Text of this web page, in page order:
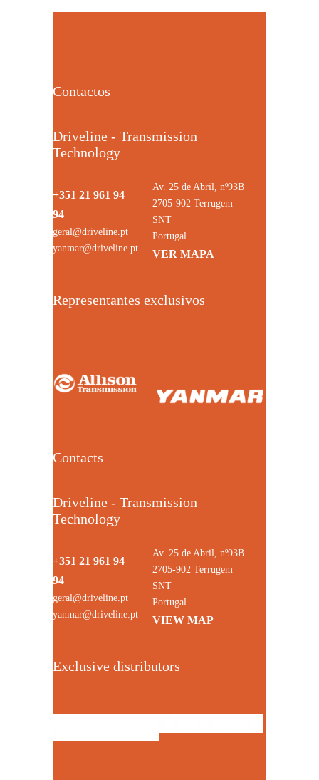
Contactos
Driveline - Transmission
Technology
+351 21 961 94
94
geral@driveline.pt
yanmar@driveline.pt
Av. 25 de Abril, nº93B
2705-902 Terrugem
SNT
Portugal
VER MAPA
Representantes exclusivos
Contacts
Driveline - Transmission
Technology
+351 21 961 94
94
geral@driveline.pt
yanmar@driveline.pt
Av. 25 de Abril, nº93B
2705-902 Terrugem
SNT
Portugal
VIEW MAP
Exclusive distributors